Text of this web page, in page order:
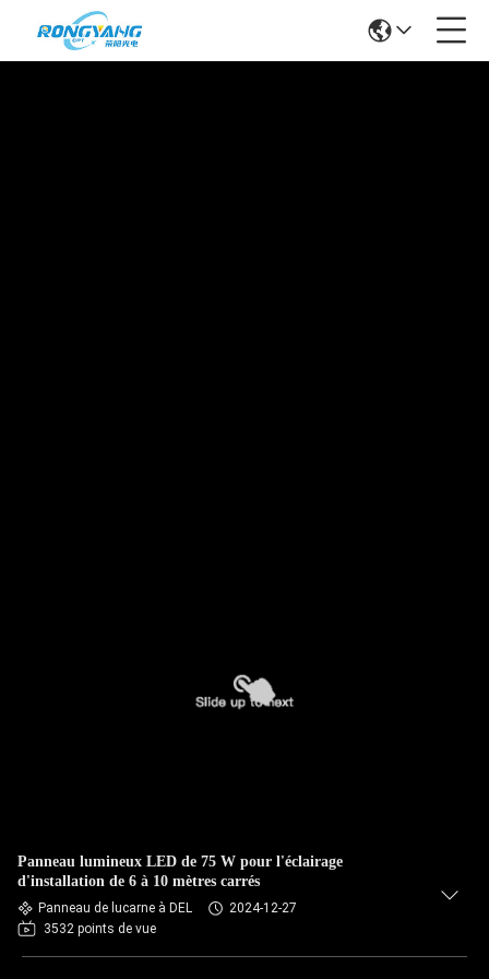
Panneau lumineux LED de 75 W pour l'éclairage
d'installation de 6 à 10 mètres carrés
Panneau de lucarne à DEL
2024-12-27
3532 points de vue